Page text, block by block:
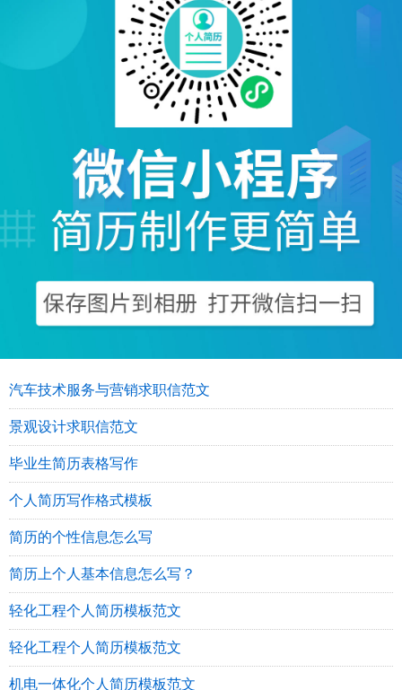
汽车技术服务与营销求职信范文
景观设计求职信范文
毕业生简历表格写作
个人简历写作格式模板
简历的个性信息怎么写
简历上个人基本信息怎么写？
轻化工程个人简历模板范文
轻化工程个人简历模板范文
机电一体化个人简历模板范文